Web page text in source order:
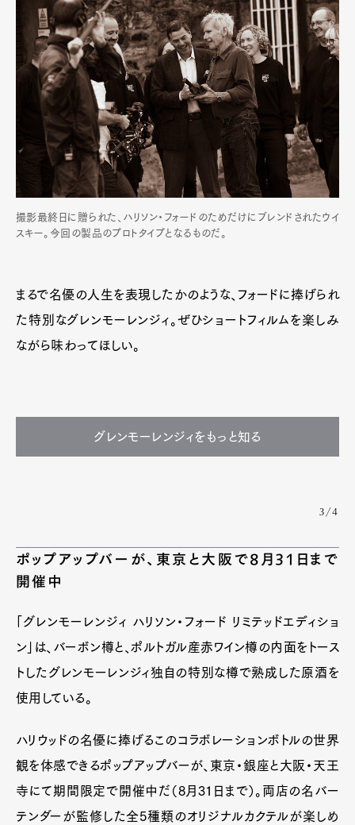
撮影最終日に贈られた、ハリソン・フォードのためだけにブレンドされたウイ
スキー。今回の製品のプロトタイプとなるものだ。
まるで名優の人生を表現したかのような、フォードに捧げられ
た特別なグレンモーレンジィ。ぜひショートフィルムを楽しみ
ながら味わってほしい。
グレンモーレンジィをもっと知る
3/4
ポップアップバーが、東京と大阪で8月31日まで
開催中
「グレンモーレンジィ ハリソン・フォード リミテッドエディショ
ン」は、バーボン樽と、ポルトガル産赤ワイン樽の内面をトース
トしたグレンモーレンジィ独自の特別な樽で熟成した原酒を
使用している。
ハリウッドの名優に捧げるこのコラボレーションボトルの世界
観を体感できるポップアップバーが、東京・銀座と大阪・天王
寺にて期間限定で開催中だ（8月31日まで）。両店の名バー
テンダーが監修した全5種類のオリジナルカクテルが楽しめ